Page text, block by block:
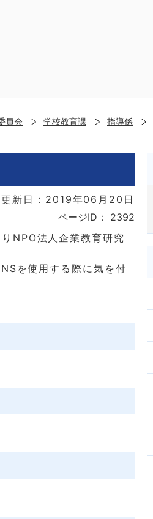
員会 学校教育課 指導係
更新日：2019年06月20日
ページID：
2392
NPO法人企業教育研究
を使用する際に気を付